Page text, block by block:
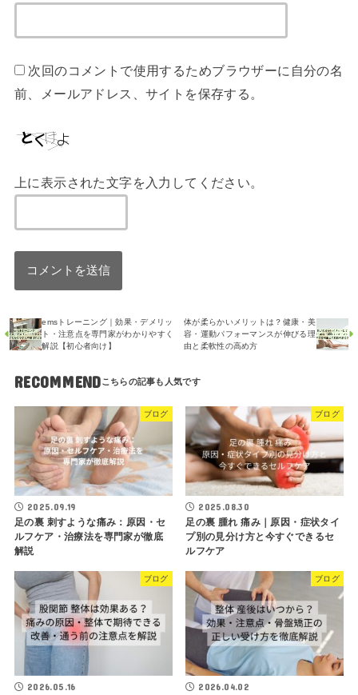
次回のコメントで使用するためブラウザーに自分の名
前、メールアドレス、サイトを保存する。
上に表示された文字を入力してください。
emsトレーニング｜効果・デメリッ
ト・注意点を専門家がわかりやすく
解説【初心者向け】
体が柔らかいメリットは？健康・美
容・運動パフォーマンスが伸びる理
由と柔軟性の高め方
RECOMMEND
ブログ
2025.09.19
足の裏 刺すような痛み：原因・セ
ルフケア・治療法を専門家が徹底
解説
ブログ
2025.08.30
足の裏 腫れ 痛み｜原因・症状タイ
プ別の見分け方と今すぐできるセ
ルフケア
ブログ
2026.05.16
ブログ
2026.04.02